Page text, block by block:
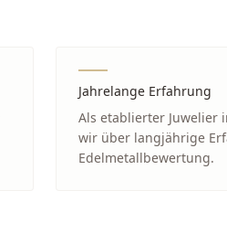
Jahrelange Erfahrung
Als etablierter Juwelier
wir über langjährige
Edelmetallbewertung.